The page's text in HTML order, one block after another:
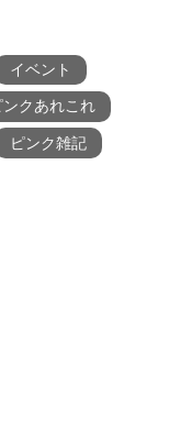
イベント
ンクあれこれ
ピンク雑記